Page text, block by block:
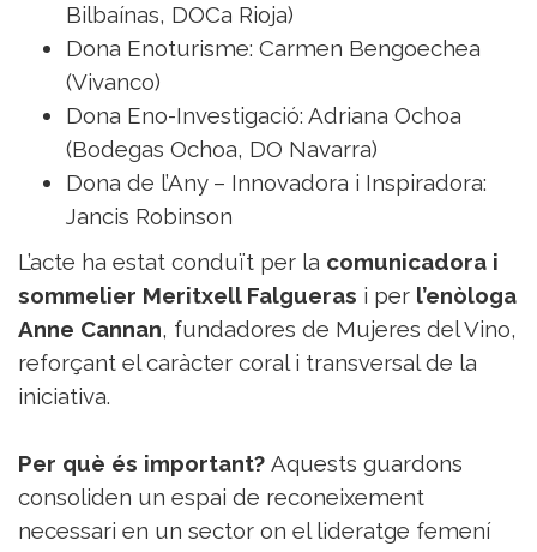
Bilbaínas, DOCa Rioja)
Dona Enoturisme: Carmen Bengoechea
(Vivanco)
Dona Eno-Investigació: Adriana Ochoa
(Bodegas Ochoa, DO Navarra)
Dona de l’Any – Innovadora i Inspiradora:
Jancis Robinson
L’acte ha estat conduït per la comunicadora i
sommelier Meritxell Falgueras i per l’enòloga
Anne Cannan, fundadores de Mujeres del Vino,
reforçant el caràcter coral i transversal de la
iniciativa.
Per què és important? Aquests guardons
consoliden un espai de reconeixement
necessari en un sector on el lideratge femení